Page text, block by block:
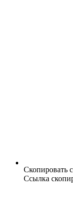
Скопировать
Ссылка